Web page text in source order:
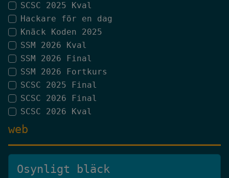
SCSC 2025 Kval
Hackare för en dag
Knäck Koden 2025
SSM 2026 Kval
SSM 2026 Final
SSM 2026 Fortkurs
SCSC 2025 Final
SCSC 2026 Final
SCSC 2026 Kval
web
Osynligt bläck